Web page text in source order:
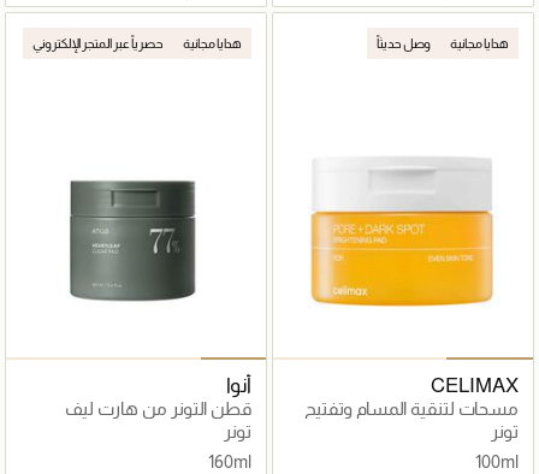
هدايا مجانية وصل حديثاً
CELIMAX
مسحات لتنقية المسام وتفتيح
البقع الداكنة
تونر
100ml
هدايا مجانية حصرياً عبر المتجر الإلكتروني
أنوا
قطن التونر من هارت ليف
تونر
160ml